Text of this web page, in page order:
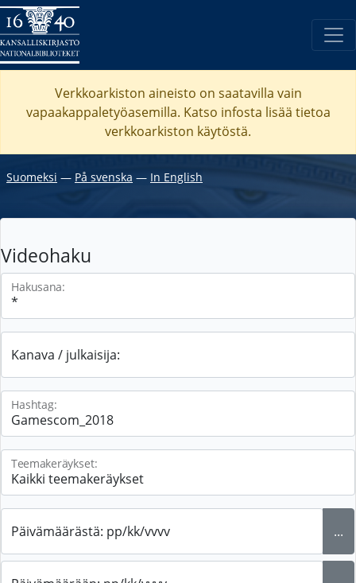
Verkkoarkiston aineisto on saatavilla vain
vapaakappaletyöasemilla. Katso infosta lisää tietoa
verkkoarkiston käytöstä.
Suomeksi ― På svenska ― In English
Videohaku
Hakusana:
Kanava / julkaisija:
Hashtag:
Teemakeräykset:
Päivämäärästä: pp/kk/vvvv ...